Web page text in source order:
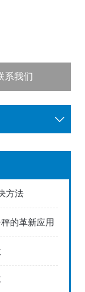
系我们
方法
的革新应用